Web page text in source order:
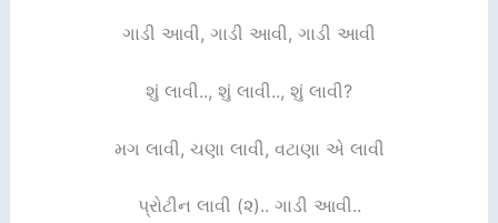
ગાડી આવી, ગાડી આવી, ગાડી આવી
શું લાવી.., શું લાવી.., શું લાવી?
મગ લાવી, ચણા લાવી, વટાણા એ લાવી
પ્રોટીન લાવી (૨).. ગાડી આવી..